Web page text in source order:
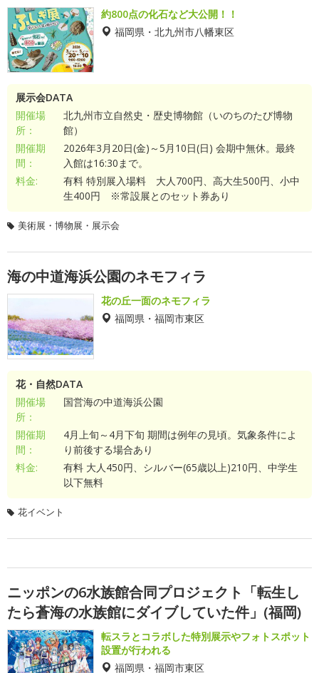
約800点の化石など大公開！！
福岡県・北九州市八幡東区
展示会DATA
開催場
所：
北九州市立自然史・歴史博物館（いのちのたび博物
館）
開催期
間：
2026年3月20日(金)～5月10日(日) 会期中無休。最終
入館は16:30まで。
料金:
有料 特別展入場料 大人700円、高大生500円、小中
生400円 ※常設展とのセット券あり
美術展・博物展・展示会
海の中道海浜公園のネモフィラ
花の丘一面のネモフィラ
福岡県・福岡市東区
花・自然DATA
開催場
所：
国営海の中道海浜公園
開催期
間：
4月上旬～4月下旬 期間は例年の見頃。気象条件によ
り前後する場合あり
料金:
有料 大人450円、シルバー(65歳以上)210円、中学生
以下無料
花イベント
ニッポンの6水族館合同プロジェクト「転生し
たら蒼海の水族館にダイブしていた件」(福岡)
転スラとコラボした特別展示やフォトスポット
設置が行われる
福岡県・福岡市東区